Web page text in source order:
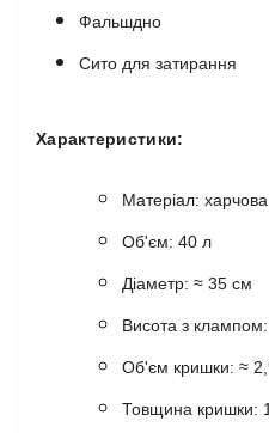
Фальшдно
Сито для затирання
Характеристики:
Матеріал:
Об'єм: 40 л
Діаметр: ≈ 35 см
Висота з
Об'єм кришки: ≈
Товщина кришки: